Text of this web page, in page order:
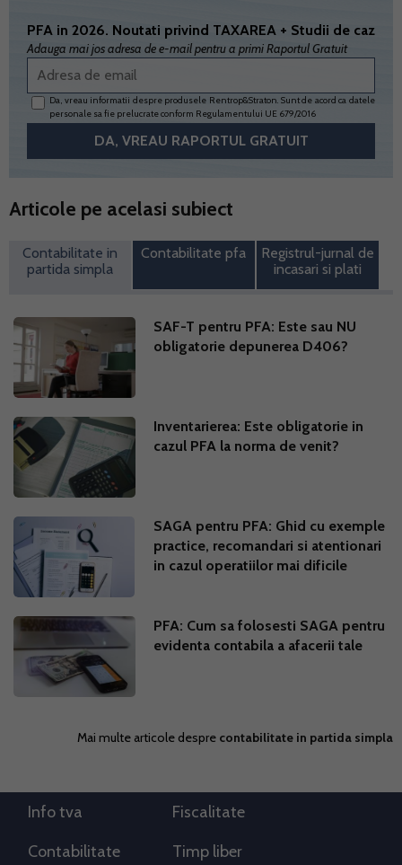
PFA in 2026. Noutati privind TAXAREA + Studii de caz
Adauga mai jos adresa de e-mail pentru a primi Raportul Gratuit
Da, vreau informatii despre produsele Rentrop&Straton. Sunt de acord ca datele
personale sa fie prelucrate conform Regulamentului UE 679/2016
Articole pe acelasi subiect
Contabilitate in
partida simpla
Contabilitate pfa
Registrul-jurnal de
incasari si plati
SAF-T pentru PFA: Este sau NU
obligatorie depunerea D406?
Inventarierea: Este obligatorie in
cazul PFA la norma de venit?
SAGA pentru PFA: Ghid cu exemple
practice, recomandari si atentionari
in cazul operatiilor mai dificile
PFA: Cum sa folosesti SAGA pentru
evidenta contabila a afacerii tale
Mai multe articole despre contabilitate in partida simpla
Info tva Fiscalitate
Contabilitate Timp liber